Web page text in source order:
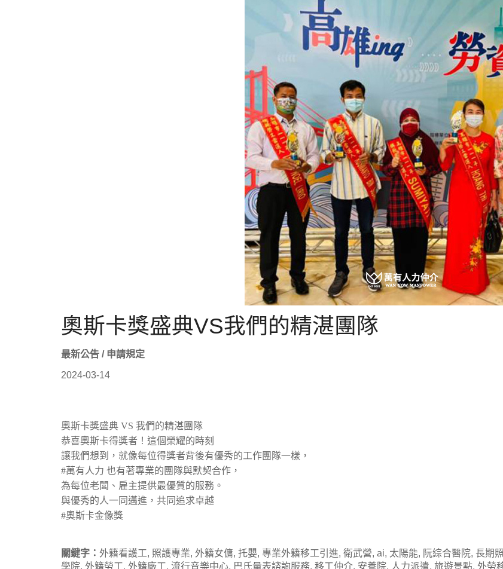
奧斯卡獎盛典VS我們的精湛團隊
最新公告 / 申請規定
2024-03-14
奧斯卡獎盛典 VS 我們的精湛團隊
恭喜奧斯卡得獎者！這個榮耀的時刻
讓我們想到，就像每位得獎者背後有優秀的工作團隊一樣，
#萬有人力 也有著專業的團隊與默契合作，
為每位老闆、雇主提供最優質的服務。
與優秀的人一同邁進，共同追求卓越
#奧斯卡金像獎
關鍵字： 外籍看護工, 照護專業, 外籍女傭, 托嬰, 專業外籍移工引進, 衛武營, ai, 太陽能, 阮綜合醫院, 長期
學院, 外籍勞工, 外籍廠工, 流行音樂中心, 巴氏量表諮詢服務, 移工仲介, 安養院, 人力派遣, 旅遊景點, 外勞